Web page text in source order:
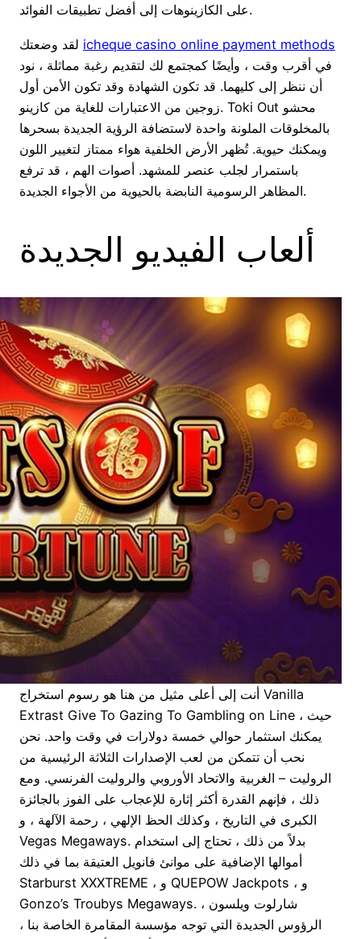
على الكازينوهات إلى أفضل تطبيقات الفوائد.
icheque casino online payment methods
في أقرب وقت ، وأيضًا كمجتمع لك لتقديم رغبة مماثلة ، نود
أن ننظر إلى كليهما. قد تكون الشهادة وقد تكون الأمن أول
زوجين من الاعتبارات للغاية من كازينو. Toki Out محشو
بالمخلوقات الملونة واحدة لاستضافة الرؤية الجديدة بسحرها
ويمكنك حيوية. تُظهر الأرض الخلفية هواء ممتاز لتغيير اللون
باستمرار لجلب عنصر للمشهد. أصوات الهم ، قد ترفع
المظاهر الرسومية النابضة بالحيوية من الأجواء الجديدة.
ألعاب الفيديو الجديدة
أنت إلى أعلى مثيل من هنا هو رسوم استخراج Vanilla
Extrast Give To Gazing To Gambling on Line ، حيث
يمكنك استثمار حوالي خمسة دولارات في وقت واحد. نحن
نحب أن تتمكن من لعب الإصدارات الثلاثة الرئيسية من
الروليت – الغربية والاتحاد الأوروبي والروليت الفرنسي. ومع
ذلك ، فإنهم القدرة أكثر إثارة للإعجاب على الفوز بالجائزة
الكبرى في التاريخ ، وكذلك الحظ الإلهي ، رحمة الآلهة ، و
Vegas Megaways. بدلاً من ذلك ، تحتاج إلى استخدام
أموالها الإضافية على موانئ فانويل العتيقة بما في ذلك
Starburst XXXTREME ، و QUEPOW Jackpots ، و
Gonzo’s Troubys Megaways. شارلوت ويلسون ،
الرؤوس الجديدة التي توجه مؤسسة المقامرة الخاصة بنا ،